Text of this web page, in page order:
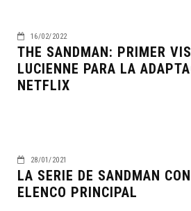
16/02/2022
THE SANDMAN: PRIMER
LUCIENNE PARA LA
NETFLIX
28/01/2021
LA SERIE DE SANDMAN
ELENCO PRINCIPAL